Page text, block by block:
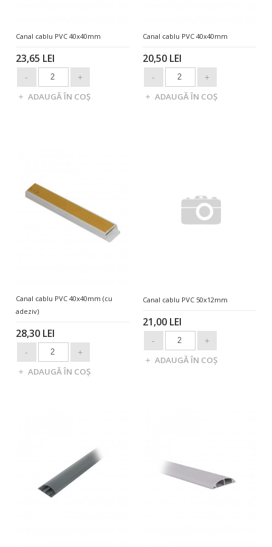
Canal cablu PVC 40x40mm
23,65 LEI
Canal cablu PVC 40x40mm
20,50 LEI
Canal cablu PVC 40x40mm (cu
adeziv)
28,30 LEI
Canal cablu PVC 50x12mm
21,00 LEI